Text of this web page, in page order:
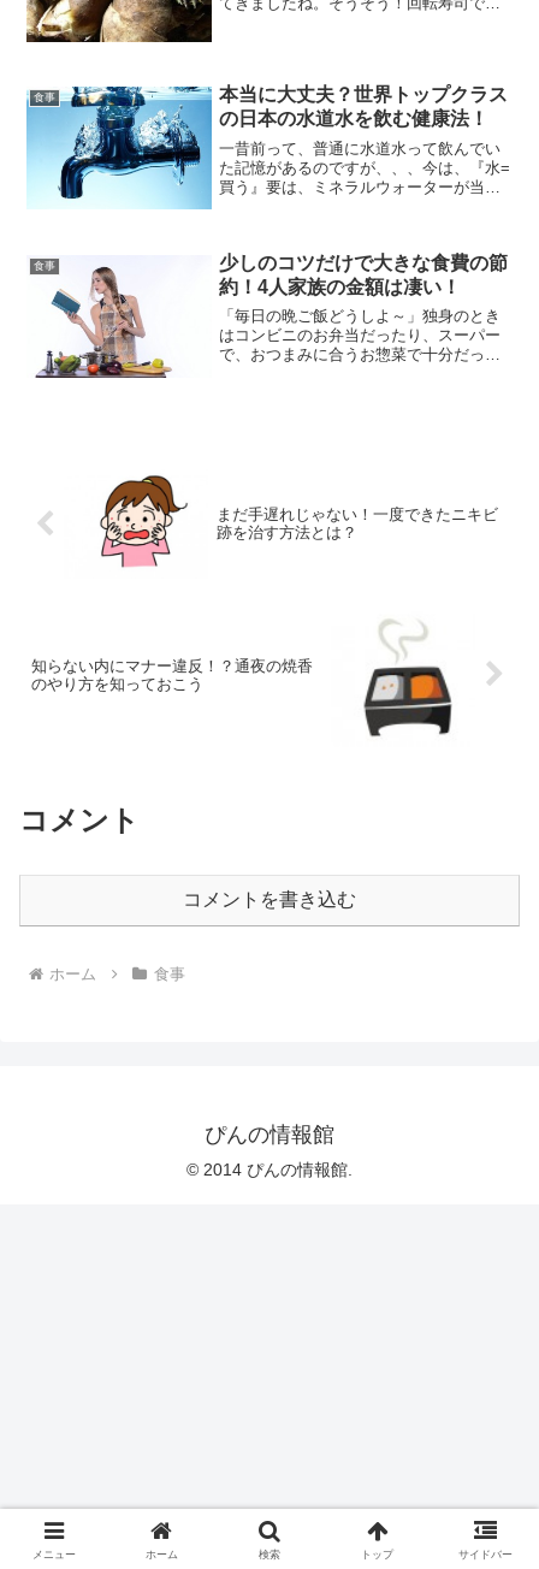
け…？)水煮にして真空...
食事
本当に大丈夫？世界トップクラス
の日本の水道水を飲む健康法！
一昔前って、普通に水道水って飲んでい
た記憶があるのですが、、、今は、『水=
買う』要は、ミネラルウォーターが当た
なからずいらっしゃるの...
食事
少しのコツだけで大きな食費の節
約！4人家族の金額は凄い！
「毎日の晩ご飯どうしよ～」独身のとき
はコンビニのお弁当だったり、スーパー
で、おつまみに合うお惣菜で十分だった
まだ手遅れじゃない！一度できたニキビ
跡を治す方法とは？
知らない内にマナー違反！？通夜の焼香
のやり方を知っておこう
コメント
コメントを書き込む
ホーム 食事
ぴんの情報館
© 2014 ぴんの情報館.
メニュー ホーム 検索 トップ サイドバー